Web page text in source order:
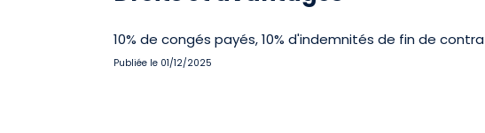
10% de congés payés, 10% d'indemnités de fin de
Publiée le 01/12/2025